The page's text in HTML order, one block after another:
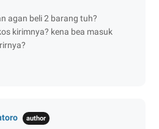
agan beli 2 barang tuh?
kirimnya? kena bea masuk